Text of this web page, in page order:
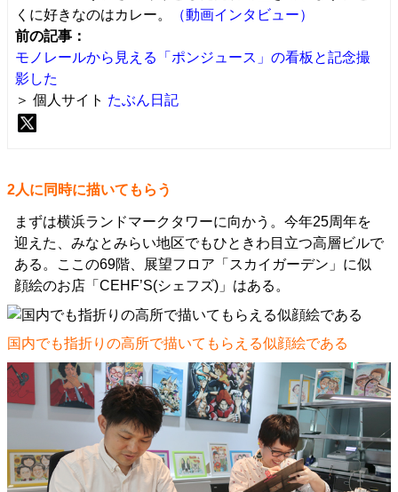
くに好きなのはカレー。
（動画インタビュー）
前の記事：
モノレールから見える「ポンジュース」の看板と記念撮
影した
＞ 個人サイト たぶん日記
2人に同時に描いてもらう
まずは横浜ランドマークタワーに向かう。今年25周年を
迎えた、みなとみらい地区でもひときわ目立つ高層ビルで
ある。ここの69階、展望フロア「スカイガーデン」に似
顔絵のお店「CEHF’S(シェフズ)」はある。
国内でも指折りの高所で描いてもらえる似顔絵である